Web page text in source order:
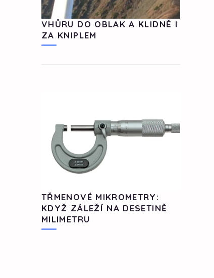
VHŮRU DO OBLAK A KLIDNĚ I
ZA KNIPLEM
TŘMENOVÉ MIKROMETRY:
KDYŽ ZÁLEŽÍ NA DESETINĚ
MILIMETRU